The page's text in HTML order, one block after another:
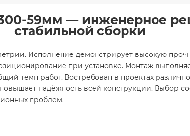
59мм — инженерное
стабильной сборки
Исполнение демонстрирует высокую
при установке. Монтаж
темп работ. Востребован в проектах
надёжность всей конструкции. Выбор
проблем.